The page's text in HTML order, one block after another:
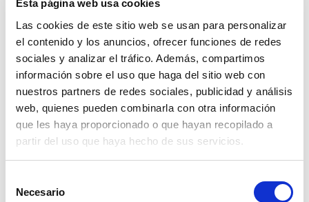
Esta página web usa cookies
Las cookies de este sitio web se usan para personalizar
el contenido y los anuncios, ofrecer funciones de redes
sociales y analizar el tráfico. Además, compartimos
información sobre el uso que haga del sitio web con
nuestros partners de redes sociales, publicidad y análisis
web, quienes pueden combinarla con otra información
que les haya proporcionado o que hayan recopilado a
partir del uso que haya hecho de sus servicios.
Necesario
El Dogecoin se ha hecho muy popular por el
gran apoyo recibido de distintas celebridades.
Elon Musk, un físico, emprendedor, inventor y
magnate describió al Dogecoin como la
criptomoneda del pueblo. Desde entonces, su
valor no paró de incrementarse.
Concreta tus inversiones en soles o dólares
cambiando al mejor tipo de cambio. Cambio
Seguro es una casa de cambio digital líder del
Perú registrada en la SBS que te ofrece la
mejor experiencia de cambio de moneda.
¡Simula tu cambio y empieza a cambiar!